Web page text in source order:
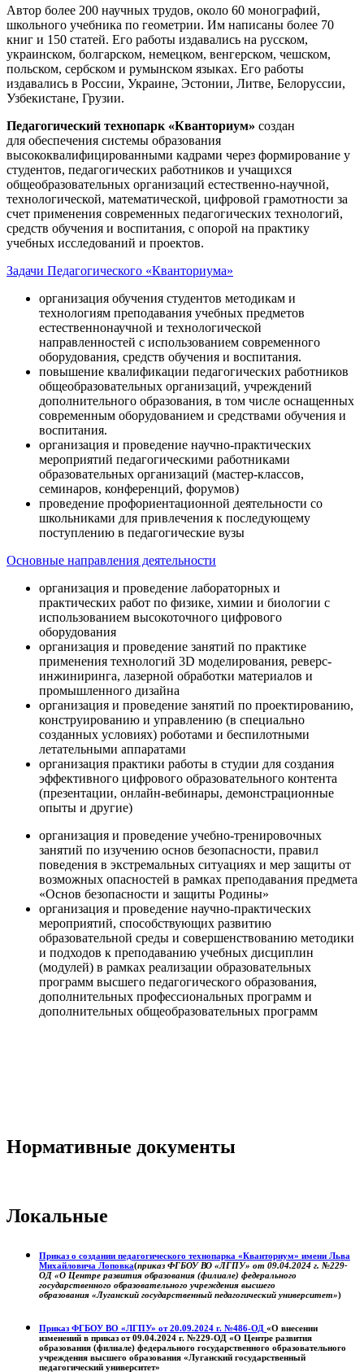
Автор более 200 научных трудов, около 60 монографий,
школьного учебника по геометрии. Им написаны более 70
книг и 150 статей. Его работы издавались на русском,
украинском, болгарском, немецком, венгерском, чешском,
польском, сербском и румынском языках. Его работы
издавались в России, Украине, Эстонии, Литве, Белоруссии,
Узбекистане, Грузии.
Педагогический технопарк «Кванториум» создан
для обеспечения системы образования
высококвалифицированными кадрами через формирование у
студентов, педагогических работников и учащихся
общеобразовательных организаций естественно-научной,
технологической, математической, цифровой грамотности за
счет применения современных педагогических технологий,
средств обучения и воспитания, с опорой на практику
учебных исследований и проектов.
Задачи Педагогического «Кванториума»
организация обучения студентов методикам и
технологиям преподавания учебных предметов
естественнонаучной и технологической
направленностей с использованием современного
оборудования, средств обучения и воспитания.
повышение квалификации педагогических работников
общеобразовательных организаций, учреждений
дополнительного образования, в том числе оснащенных
современным оборудованием и средствами обучения и
воспитания.
организация и проведение научно-практических
мероприятий педагогическими работниками
образовательных организаций (мастер-классов,
семинаров, конференций, форумов)
проведение профориентационной деятельности со
школьниками для привлечения к последующему
поступлению в педагогические вузы
Основные направления деятельности
организация и проведение лабораторных и
практических работ по физике, химии и биологии с
использованием высокоточного цифрового
оборудования
организация и проведение занятий по практике
применения технологий 3D моделирования, реверс-
инжиниринга, лазерной обработки материалов и
промышленного дизайна
организация и проведение занятий по проектированию,
конструированию и управлению (в специально
созданных условиях) роботами и беспилотными
летательными аппаратами
организация практики работы в студии для создания
эффективного цифрового образовательного контента
(презентации, онлайн-вебинары, демонстрационные
опыты и другие)
организация и проведение учебно-тренировочных
занятий по изучению основ безопасности, правил
поведения в экстремальных ситуациях и мер защиты от
возможных опасностей в рамках преподавания предмета
«Основ безопасности и защиты Родины»
организация и проведение научно-практических
мероприятий, способствующих развитию
образовательной среды и совершенствованию методики
и подходов к преподаванию учебных дисциплин
(модулей) в рамках реализации образовательных
программ высшего педагогического образования,
дополнительных профессиональных программ и
дополнительных общеобразовательных программ
Нормативные документы
Локальные
Приказ о создании педагогического технопарка «Кванториум» имени Льва
Михайловича Лоповка(приказ ФГБОУ ВО «ЛГПУ» от 09.04.2024 г. №229-
ОД «О Центре развития образования (филиале) федерального
государственного образовательного учреждения высшего
образования «Луганский государственный педагогический университет»)
Приказ ФГБОУ ВО «ЛГПУ» от 20.09.2024 г. №486-ОД «О внесении
изменений в приказ от 09.04.2024 г. №229-ОД «О Центре развития
образования (филиале) федерального государственного образовательного
учреждения высшего образования «Луганский государственный
педагогический университет»